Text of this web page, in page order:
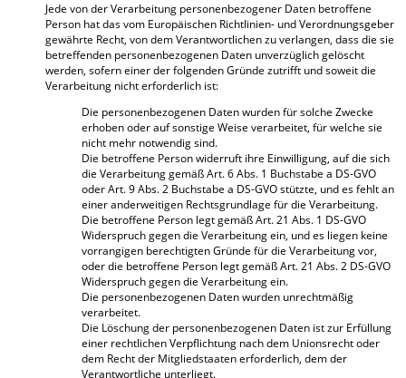
Jede von der Verarbeitung personenbezogener Daten betroffene
Person hat das vom Europäischen Richtlinien- und Verordnungsgeber
gewährte Recht, von dem Verantwortlichen zu verlangen, dass die sie
betreffenden personenbezogenen Daten unverzüglich gelöscht
werden, sofern einer der folgenden Gründe zutrifft und soweit die
Verarbeitung nicht erforderlich ist:
Die personenbezogenen Daten wurden für solche Zwecke
erhoben oder auf sonstige Weise verarbeitet, für welche sie
nicht mehr notwendig sind.
Die betroffene Person widerruft ihre Einwilligung, auf die sich
die Verarbeitung gemäß Art. 6 Abs. 1 Buchstabe a DS-GVO
oder Art. 9 Abs. 2 Buchstabe a DS-GVO stützte, und es fehlt an
einer anderweitigen Rechtsgrundlage für die Verarbeitung.
Die betroffene Person legt gemäß Art. 21 Abs. 1 DS-GVO
Widerspruch gegen die Verarbeitung ein, und es liegen keine
vorrangigen berechtigten Gründe für die Verarbeitung vor,
oder die betroffene Person legt gemäß Art. 21 Abs. 2 DS-GVO
Widerspruch gegen die Verarbeitung ein.
Die personenbezogenen Daten wurden unrechtmäßig
verarbeitet.
Die Löschung der personenbezogenen Daten ist zur Erfüllung
einer rechtlichen Verpflichtung nach dem Unionsrecht oder
dem Recht der Mitgliedstaaten erforderlich, dem der
Verantwortliche unterliegt.